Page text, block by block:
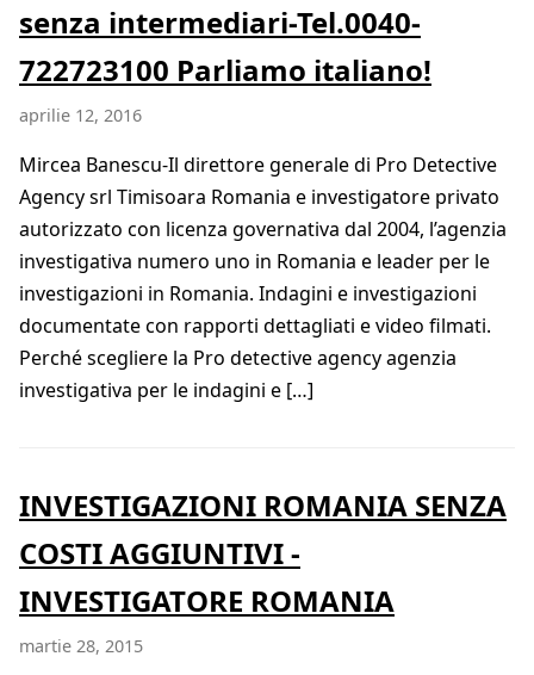
senza intermediari-Tel.0040-
722723100 Parliamo italiano!
aprilie 12, 2016
Mircea Banescu-Il direttore generale di Pro Detective
Agency srl Timisoara Romania e investigatore privato
autorizzato con licenza governativa dal 2004, l’agenzia
investigativa numero uno in Romania e leader per le
investigazioni in Romania. Indagini e investigazioni
documentate con rapporti dettagliati e video filmati.
Perché scegliere la Pro detective agency agenzia
investigativa per le indagini e […]
INVESTIGAZIONI ROMANIA SENZA
COSTI AGGIUNTIVI -
INVESTIGATORE ROMANIA
martie 28, 2015